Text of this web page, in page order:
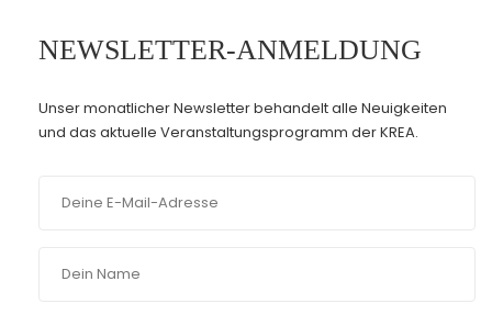
NEWSLETTER-ANMELDUNG
Unser monatlicher Newsletter behandelt alle Neuigkeiten
und das aktuelle Veranstaltungsprogramm der KREA.